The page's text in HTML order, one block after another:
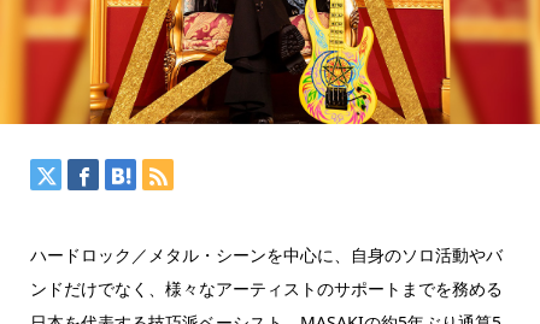
ハードロック／メタル・シーンを中心に、自身のソロ活動やバ
ンドだけでなく、様々なアーティストのサポートまでを務める